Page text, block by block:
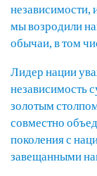
независимости,
мы возродили
обычаи, в том
Лидер нации
независимость
золотым
совместно
поколения с
завещанными